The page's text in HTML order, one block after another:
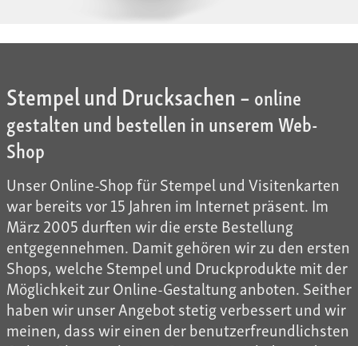
Stempel und Drucksachen –online
gestalten und bestellen in unserem Web-
Shop
Unser Online-Shop für Stempel und Visitenkarten
war bereits vor 15 Jahren im Internet präsent. Im
März 2005 durften wir die erste Bestellung
entgegennehmen. Damit gehören wir zu den ersten
Shops, welche Stempel und Druckprodukte mit der
Möglichkeit zur Online-Gestaltung anboten. Seither
haben wir unser Angebot stetig verbessert und wir
meinen, dass wir einen der benutzerfreundlichsten